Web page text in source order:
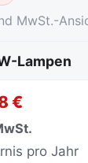
MwSt.-
Lampen
€
pro Jahr